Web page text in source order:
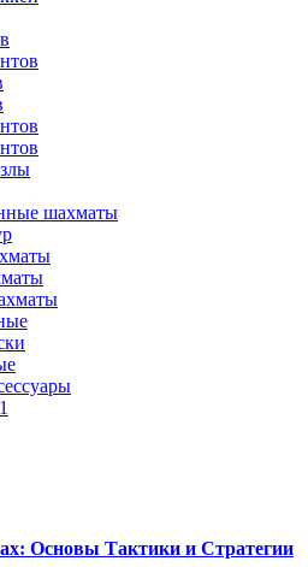
шахматы
Основы Тактики и Стратегии